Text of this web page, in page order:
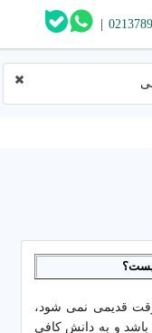
|
وقت قدیمی نمی شود،
و به دانش کافی